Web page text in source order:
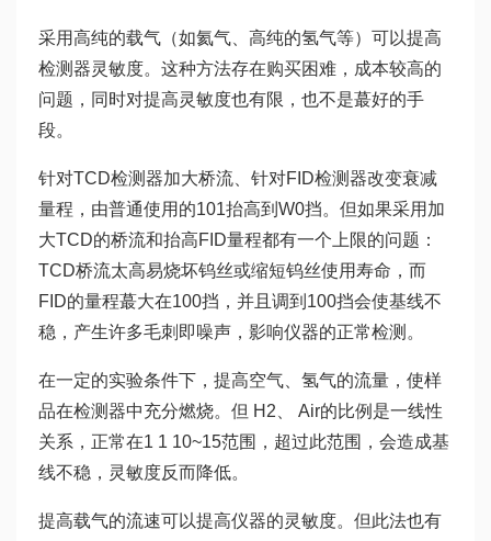
采用高纯的载气（如氦气、高纯的氢气等）可以提高
检测器灵敏度。这种方法存在购买困难，成本较高的
问题，同时对提高灵敏度也有限，也不是蕞好的手
段。
针对TCD检测器加大桥流、针对FID检测器改变衰减
量程，由普通使用的101抬高到W0挡。但如果采用加
大TCD的桥流和抬高FID量程都有一个上限的问题：
TCD桥流太高易烧坏钨丝或缩短钨丝使用寿命，而
FID的量程蕞大在100挡，并且调到100挡会使基线不
稳，产生许多毛刺即噪声，影响仪器的正常检测。
在一定的实验条件下，提高空气、氢气的流量，使样
品在检测器中充分燃烧。但 H2、 Air的比例是一线性
关系，正常在1 1 10~15范围，超过此范围，会造成基
线不稳，灵敏度反而降低。
提高载气的流速可以提高仪器的灵敏度。但此法也有